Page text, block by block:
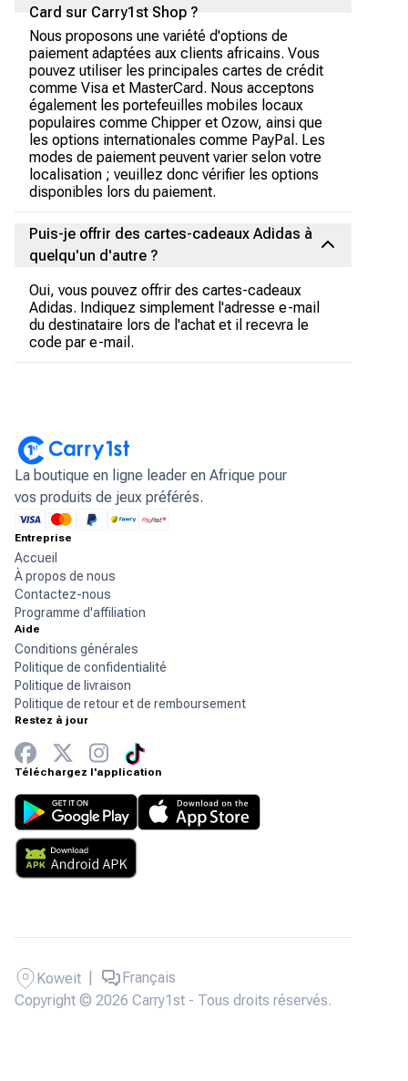
Card sur Carry1st Shop ?
Nous proposons une variété d'options de
paiement adaptées aux clients africains. Vous
pouvez utiliser les principales cartes de crédit
comme Visa et MasterCard. Nous acceptons
également les portefeuilles mobiles locaux
populaires comme Chipper et Ozow, ainsi que
les options internationales comme PayPal. Les
modes de paiement peuvent varier selon votre
localisation ; veuillez donc vérifier les options
disponibles lors du paiement.
Puis-je offrir des cartes-cadeaux Adidas à
quelqu'un d'autre ?
Oui, vous pouvez offrir des cartes-cadeaux
Adidas. Indiquez simplement l'adresse e-mail
du destinataire lors de l'achat et il recevra le
code par e-mail.
La boutique en ligne leader en Afrique pour
vos produits de jeux préférés.
Entreprise
Accueil
À propos de nous
Contactez-nous
Programme d'affiliation
Aide
Conditions générales
Politique de confidentialité
Politique de livraison
Politique de retour et de remboursement
Restez à jour
Téléchargez l'application
Copyright © 2026 Carry1st - Tous droits réservés.
Koweit Français